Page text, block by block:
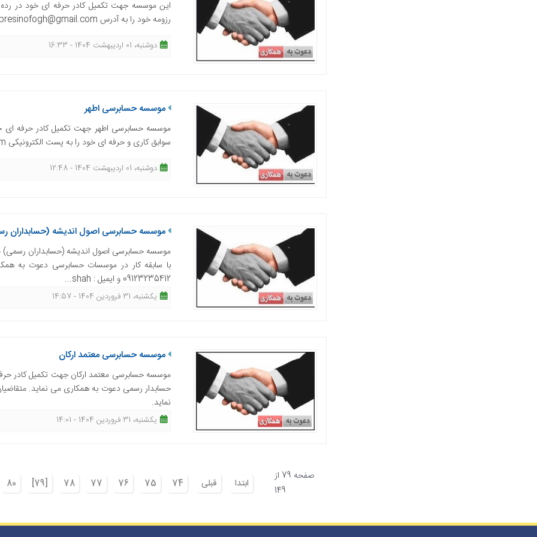
این موسسه جهت تکمیل کادر حرفه ای خود در
رزومه خود را به آدرس Hesabresinofogh@gmail.com ارسال نمایند.
دوشنبه، 01 اردیبهشت 1404 - 16:33
موسسه حسابرسی اطهر
موسسه حسابرسی اطهر جهت تکمیل کادر حرفه ای
سوابق کاری و حرفه ای خود را به پست الکترونیکی athar.auditing@yahoo.com ارسال نمایند.
دوشنبه، 01 اردیبهشت 1404 - 12:48
موسسه حسابرسی اصول اندیشه (حسابداران
موسسه حسابرسی اصول اندیشه (حسابداران رسمی)
با سابقه کار در موسسات حسابرسی دعوت به
09123235412 و ایمیل : shah...
یکشنبه، 31 فروردین 1404 - 14:57
موسسه حسابرسی معتمد ارکان
موسسه حسابرسی معتمد ارکان جهت تکمیل کادر
نماید.
یکشنبه، 31 فروردین 1404 - 14:01
صفحه 79 از
149
ابتدا قبلی 74
75
76
77
78
[79]
80